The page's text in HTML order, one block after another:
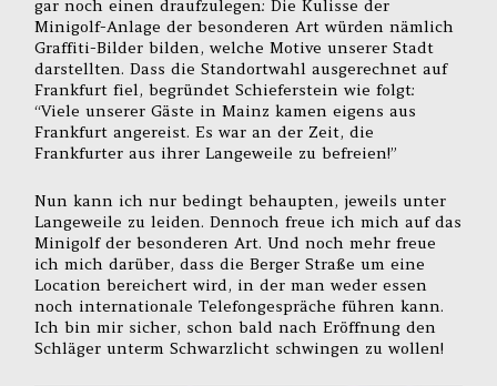
gar noch einen draufzulegen: Die Kulisse der
Minigolf-Anlage der besonderen Art würden nämlich
Graffiti-Bilder bilden, welche Motive unserer Stadt
darstellten. Dass die Standortwahl ausgerechnet auf
Frankfurt fiel, begründet Schieferstein wie folgt:
“Viele unserer Gäste in Mainz kamen eigens aus
Frankfurt angereist. Es war an der Zeit, die
Frankfurter aus ihrer Langeweile zu befreien!”
Nun kann ich nur bedingt behaupten, jeweils unter
Langeweile zu leiden. Dennoch freue ich mich auf das
Minigolf der besonderen Art. Und noch mehr freue
ich mich darüber, dass die Berger Straße um eine
Location bereichert wird, in der man weder essen
noch internationale Telefongespräche führen kann.
Ich bin mir sicher, schon bald nach Eröffnung den
Schläger unterm Schwarzlicht schwingen zu wollen!